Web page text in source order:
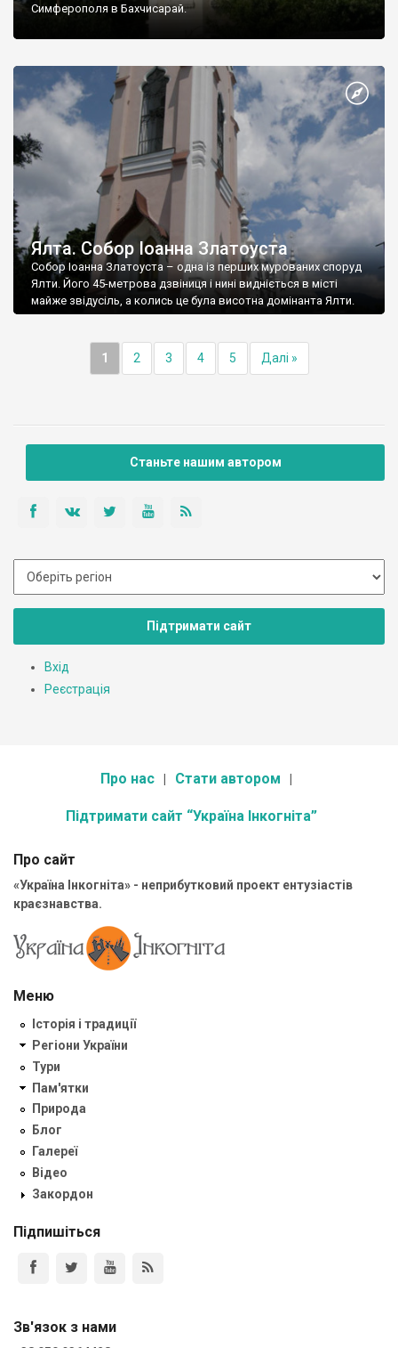
Симферополя в Бахчисарай.
Ялта. Собор Іоанна Златоуста
Собор Іоанна Златоуста – одна із перших мурованих споруд
Ялти. Його 45-метрова дзвіниця і нині видніється в місті
майже звідусіль, а колись це була висотна домінанта Ялти.
1 2 3 4 5 Далі »
Станьте нашим автором
Підтримати сайт
Вхід
Реєстрація
Про нас Стати автором
Підтримати сайт “Україна Інкогніта”
Про сайт
«Україна Інкогніта» - неприбутковий проект ентузіастів
краєзнавства.
Меню
Історія і традиції
Регіони України
Тури
Пам'ятки
Природа
Блог
Галереї
Відео
Закордон
Підпишіться
Зв'язок з нами